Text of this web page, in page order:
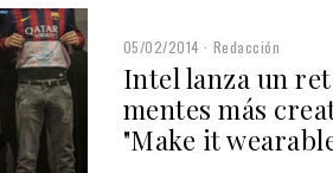
05/02/2014 Redacción
Intel lanza un
mentes más
"Make it